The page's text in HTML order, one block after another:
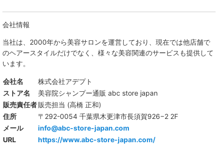
会社情報
当社は、 2000年から美容サロンを運営しており、現在では他店舗で
のヘアースタイルだけでなく、様々な美容関連のサービスも提供して
います。
会社名
株式会社アデプト
ストア名
美容院シャンプー通販 abc store japan
販売責任者販売担当 (高橋 正和)
住所
〒292-0054 千葉県木更津市長須賀926−2 2F
メール
info@abc-store-japan.com
URL
https://www.abc-store-japan.com/